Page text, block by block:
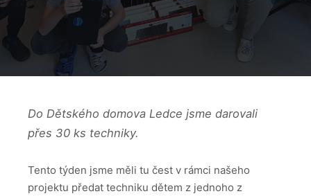
Do Dětského domova Ledce jsme darovali
přes 30 ks techniky.
Tento týden jsme měli tu čest v rámci našeho
projektu předat techniku dětem z jednoho z